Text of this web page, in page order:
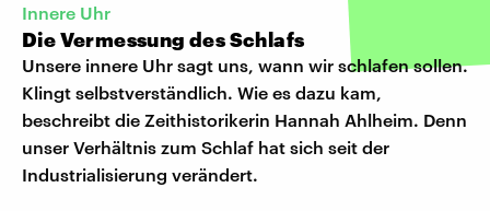
Innere Uhr
Die Vermessung des Schlafs
Unsere innere Uhr sagt uns, wann wir schlafen sollen.
Klingt selbstverständlich. Wie es dazu kam,
beschreibt die Zeithistorikerin Hannah Ahlheim. Denn
unser Verhältnis zum Schlaf hat sich seit der
Industrialisierung verändert.